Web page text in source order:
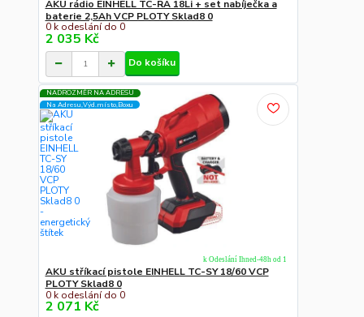
AKU rádio EINHELL TC-RA 18Li + set nabíječka a
baterie 2,5Ah VCP PLOTY Sklad8 0
0 k odeslání do 0
2 035 Kč
Do košíku
NADROZMĚR NA ADRESU
Na Adresu,Výd.místo,Boxu
AKU stříkací pistole EINHELL TC-SY 18/60 VCP
PLOTY Sklad8 0
0 k odeslání do 0
2 071 Kč
k Odeslání Ihned-48h od 1